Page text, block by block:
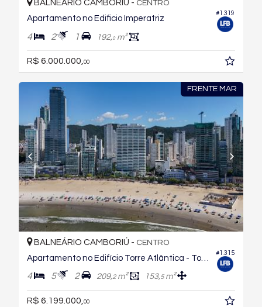
#1.319
BALNEÁRIO CAMBORIÚ - CENTRO
Apartamento no Edificio Imperatriz
4 2 1 192,0m²
R$ 6.000.000, 00
FRENTE MAR
#1.315
BALNEÁRIO CAMBORIÚ - CENTRO
4 5 2 209,2m² 153,5m²
R$ 6.199.000, 00